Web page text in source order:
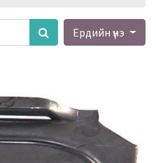
Ердийн үнэ